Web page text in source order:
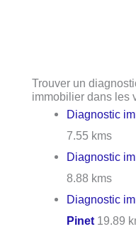
Trouver un
immobilier dans les
Diagnostic
7.55 kms
Diagnostic
8.88 kms
Diagnostic
Pinet 19.89